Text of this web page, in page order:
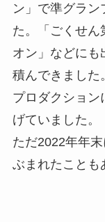
ン」で準グラン
た。「ごくせん
オン」などにも
積んできました
プロダクション
げていました。
ただ2022年年
ぶまれたことも